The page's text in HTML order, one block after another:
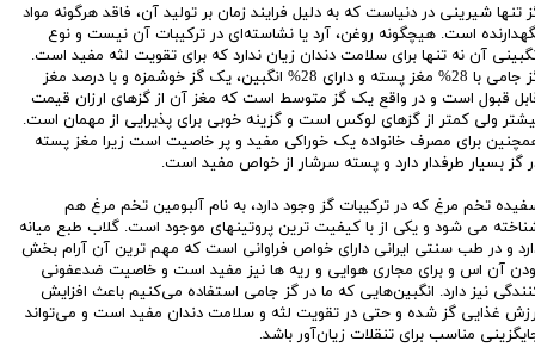
تنها شیرینی در دنیاست که به دلیل فرایند زمان بر تولید آن، فاقد هرگونه مواد
است. هیچگونه روغن، آرد یا نشاسته‌ای در ترکیبات آن نیست و نوع
آن نه تنها برای سلامت دندان زیان ندارد که برای تقویت لثه مفید است.
گز جامی با 28% مغز پسته و دارای 28% انگبین، یک گز خوشمزه و با درصد مغز
قبول است و در واقع یک گز متوسط است که مغز آن از گزهای ارزان قیمت
ولی کمتر از گزهای لوکس است و گزینه خوبی برای پذیرایی از مهمان است.
برای مصرف خانواده یک خوراکی مفید و پر خاصیت است زیرا مغز پسته
گز بسیار طرفدار دارد و پسته سرشار از خواص مفید است.
تخم مرغ که در ترکیبات گز وجود دارد، به نام آلبومین تخم مرغ هم
می شود و یکی از با کیفیت ترین پروتینهای موجود است. گلاب طبع میانه
و در طب سنتی ایرانی دارای خواص فراوانی است که مهم ترین آن آرام بخش
آن اس و برای مجاری هوایی و ریه ها نیز مفید است و خاصیت ضدعفونی
نیز دارد. انگبین‌هایی که ما در گز جامی استفاده می‌کنیم باعث افزایش
غذایی گز شده و حتی در تقویت لثه و سلامت دندان مفید است و می‌تواند
مناسب برای تنقلات زیان‌آور باشد.